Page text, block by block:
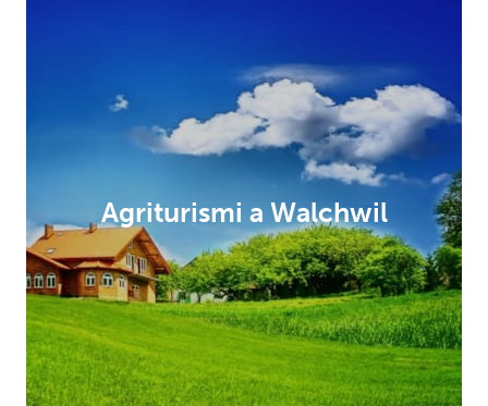
Agriturismi a Walchwil